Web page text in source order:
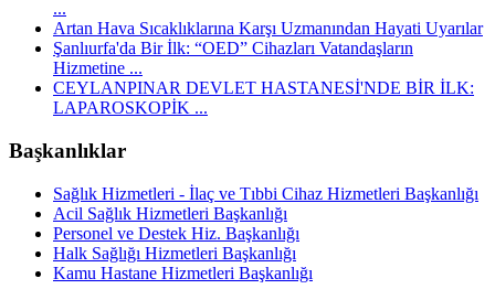
...
Artan Hava Sıcaklıklarına Karşı Uzmanından Hayati Uyarılar
Şanlıurfa'da Bir İlk: “OED” Cihazları Vatandaşların
Hizmetine ...
CEYLANPINAR DEVLET HASTANESİ'NDE BİR İLK:
LAPAROSKOPİK ...
Başkanlıklar
Sağlık Hizmetleri - İlaç ve Tıbbi Cihaz Hizmetleri Başkanlığı
Acil Sağlık Hizmetleri Başkanlığı
Personel ve Destek Hiz. Başkanlığı
Halk Sağlığı Hizmetleri Başkanlığı
Kamu Hastane Hizmetleri Başkanlığı